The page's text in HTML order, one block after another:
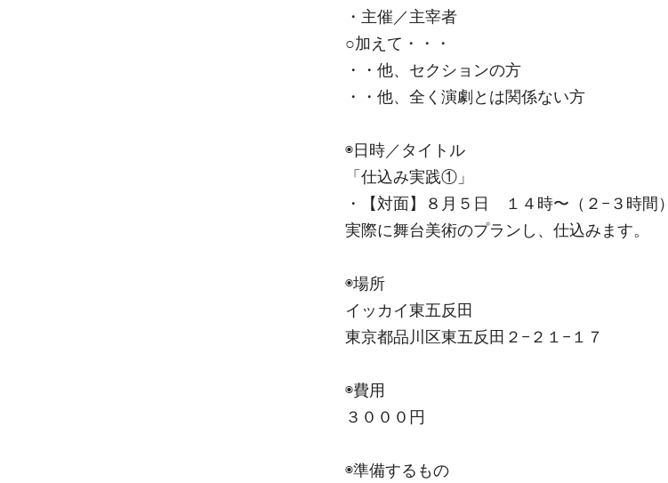
・主催／主宰者
○加えて・・・
・・他、セクションの方
・・他、全く演劇とは関係ない方
◉日時／タイトル
「仕込み実践①」
・【対面】８月５日 １４時〜（２−３時間）
実際に舞台美術のプランし、仕込みます。
◉場所
イッカイ東五反田
東京都品川区東五反田２−２１−１７
◉費用
３０００円
◉準備するもの